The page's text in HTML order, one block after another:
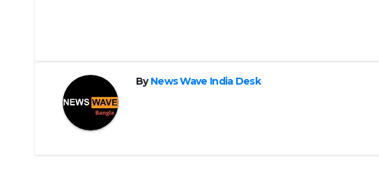
ByNews Wave India Desk